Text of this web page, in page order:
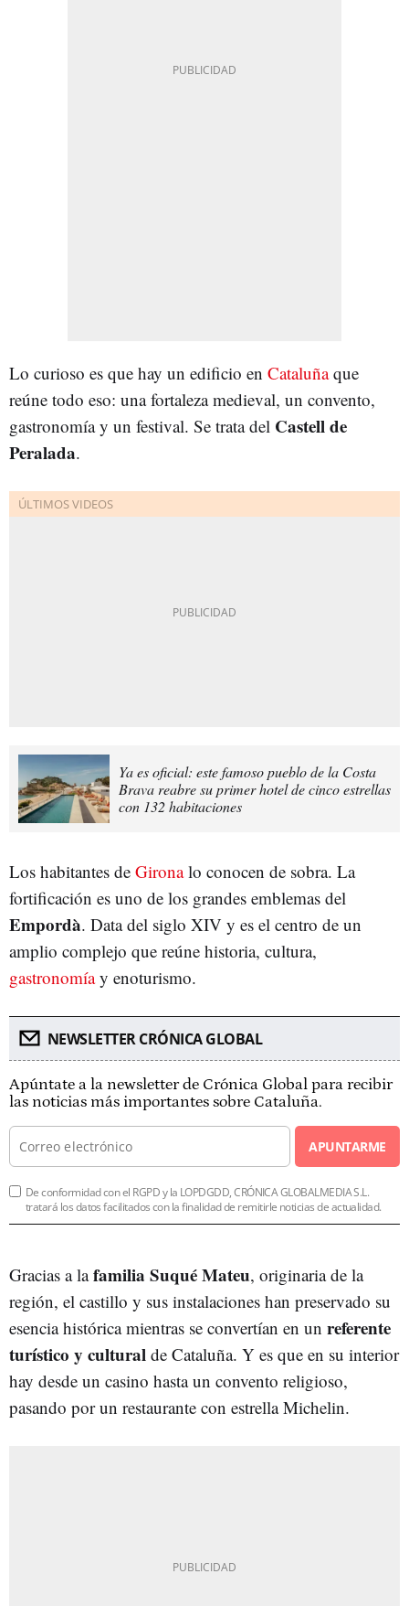
Lo curioso es que hay un edificio en Cataluñaque
reúne todo eso: una fortaleza medieval, un convento,
gastronomía y un festival. Se trata del Castell de
Peralada.
Ya es oficial: este famoso pueblo de la Costa
Brava reabre su primer hotel de cinco estrellas
con 132 habitaciones
Los habitantes de Gironalo conocen de sobra. La
fortificación es uno de los grandes emblemas del
Empordà. Data del siglo XIV y es el centro de un
amplio complejo que reúne historia, cultura,
gastronomíay enoturismo.
NEWSLETTER CRÓNICA GLOBAL
Apúntate a la newsletter de Crónica Global para recibir
las noticias más importantes sobre Cataluña.
APUNTARME
De conformidad con el RGPD y la LOPDGDD, CRÓNICA GLOBALMEDIA S.L.
tratará los datos facilitados con la finalidad de remitirle noticias de actualidad.
Gracias a lafamilia Suqué Mateu, originaria de la
región, el castillo y sus instalaciones han preservado su
esencia histórica mientras se convertían en un referente
turístico y cultural de Cataluña. Y es que en su interior
hay desde un casino hasta un convento religioso,
pasando por un restaurante con estrella Michelin.